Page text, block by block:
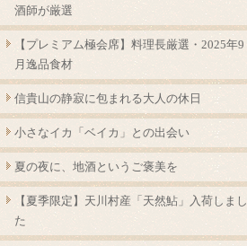
酒師が厳選
【プレミアム極会席】料理長厳選・2025年9
月逸品食材
信貴山の静寂に包まれる大人の休日
小さなイカ「ベイカ」との出会い
夏の夜に、地酒というご褒美を
【夏季限定】天川村産「天然鮎」入荷しまし
た